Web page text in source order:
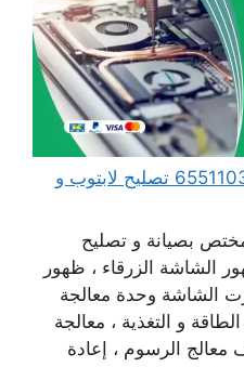
مهندس كمبيوتر الضباعية 65511033 تصليح لابتوب و
بصيانة و تصليح
الشاشة الزرقاء ، ظهور
الشاشة وحدة معالجة
و التغذية ، معالجة
معالج الرسوم ، إعادة